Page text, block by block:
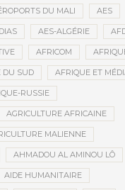
DU MALI AES
AES-ALGÉRIE
AFRICOM
DU SUD AFRIQUE ET
RUSSIE
AGRICULTURE AFRICAINE
MALIENNE
AHMADOU AL AMINOU LÔ
AIDE HUMANITAIRE